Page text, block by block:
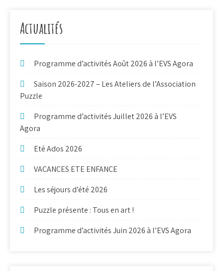
Actualités
Programme d’activités Août 2026 à l’EVS Agora
Saison 2026-2027 – Les Ateliers de l’Association
Puzzle
Programme d’activités Juillet 2026 à l’EVS
Agora
Eté Ados 2026
VACANCES ETE ENFANCE
Les séjours d’été 2026
Puzzle présente : Tous en art !
Programme d’activités Juin 2026 à l’EVS Agora